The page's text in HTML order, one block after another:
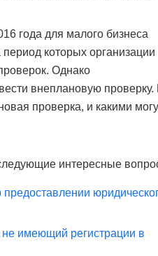
года для малого бизнеса
которых организации
Однако
внеплановую проверку.
проверка, и какими
интересные
предоставлении
имеющий регистрации в